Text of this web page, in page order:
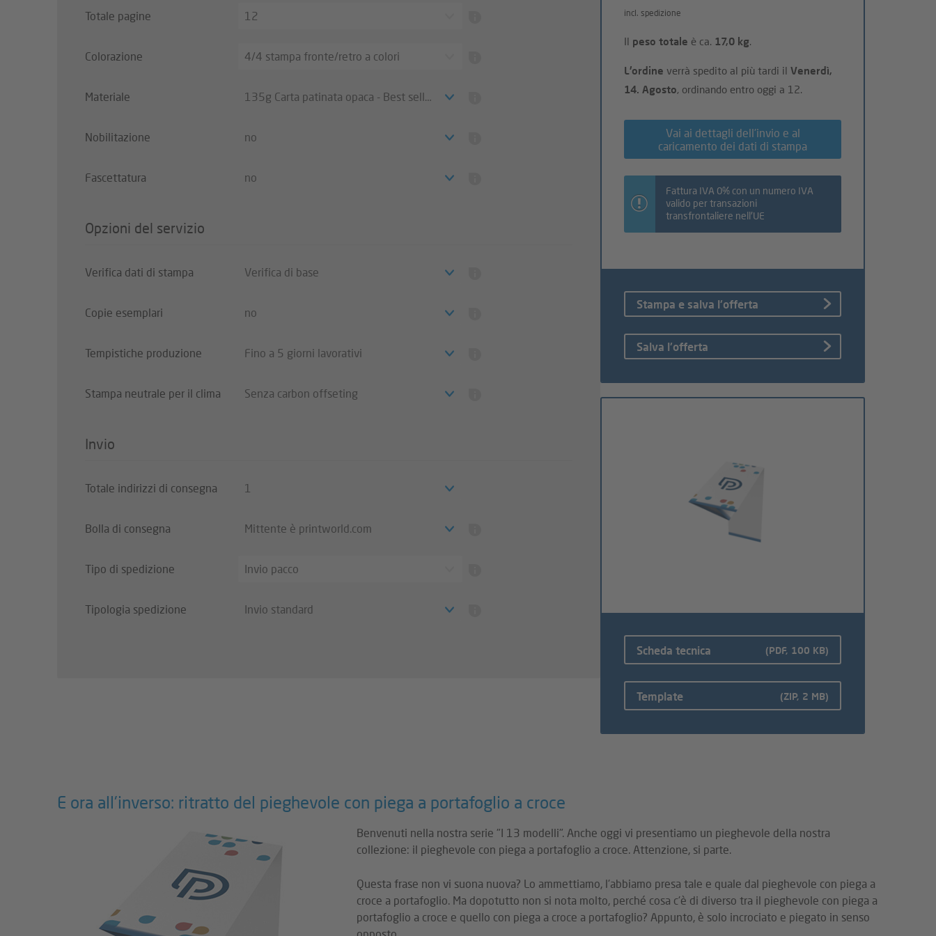
Totale pagine 12
Colorazione 4/4 stampa fronte/retro a colori
Materiale 135g Carta patinata opaca - Best seller
Nobilitazione no
Fascettatura no
Opzioni del servizio
Verifica dati di stampa Verifica di base
Copie esemplari no
Tempistiche produzione Fino a 5 giorni lavorativi
Stampa neutrale per il clima Senza carbon offseting
Invio
Totale indirizzi di consegna 1
Bolla di consegna Mittente è printworld.com
Tipo di spedizione Invio pacco
Tipologia spedizione Invio standard
incl. spedizione
Il peso totale è ca. 17,0 kg.
L'ordine verrà spedito al più tardi il Venerdì,
14. Agosto, ordinando entro oggi a 12.
Vai ai dettagli dell'invio e al
caricamento dei dati di stampa
Fattura IVA 0% con un numero IVA
valido per transazioni
transfrontaliere nell'UE
Stampa e salva l'offerta
Salva l'offerta
Scheda tecnica (PDF, 100 KB)
Template (ZIP, 2 MB)
E ora all'inverso: ritratto del pieghevole con piega a portafoglio a croce
Benvenuti nella nostra serie "I 13 modelli". Anche oggi vi presentiamo un pieghevole della nostra
collezione: il pieghevole con piega a portafoglio a croce. Attenzione, si parte.
Questa frase non vi suona nuova? Lo ammettiamo, l'abbiamo presa tale e quale dal pieghevole con piega a
croce a portafoglio. Ma dopotutto non si nota molto, perché cosa c'è di diverso tra il pieghevole con piega a
portafoglio a croce e quello con piega a croce a portafoglio? Appunto, è solo incrociato e piegato in senso